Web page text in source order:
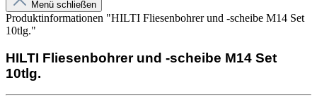
1x Fliesenbohrer M14 Ø 6/35 SPX
1x Fliesenbohrer M14 Ø 8/35 SPX
1x Fliesenbohrer M14 Ø 40/40 SPX
1x Koffer
Menü schließen
Produktinformationen "HILTI Fliesenbohrer und -scheibe M14 Set
10tlg."
HILTI Fliesenbohrer und -scheibe M14 Set
10tlg.